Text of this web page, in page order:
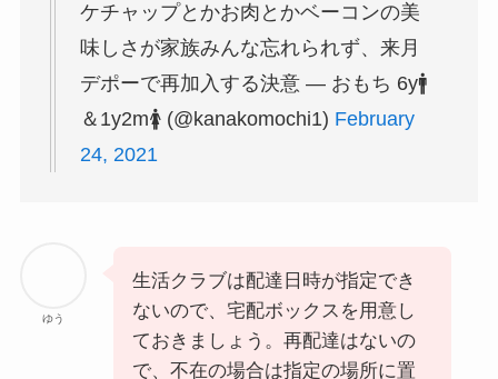
ケチャップとかお肉とかベーコンの美
味しさが家族みんな忘れられず、来月
デポーで再加入する決意 — おもち 6y🚹
＆1y2m🚺 (@kanakomochi1) February
24, 2021
ゆう
生活クラブは配達日時が指定でき
ないので、宅配ボックスを用意し
ておきましょう。再配達はないの
で、不在の場合は指定の場所に置